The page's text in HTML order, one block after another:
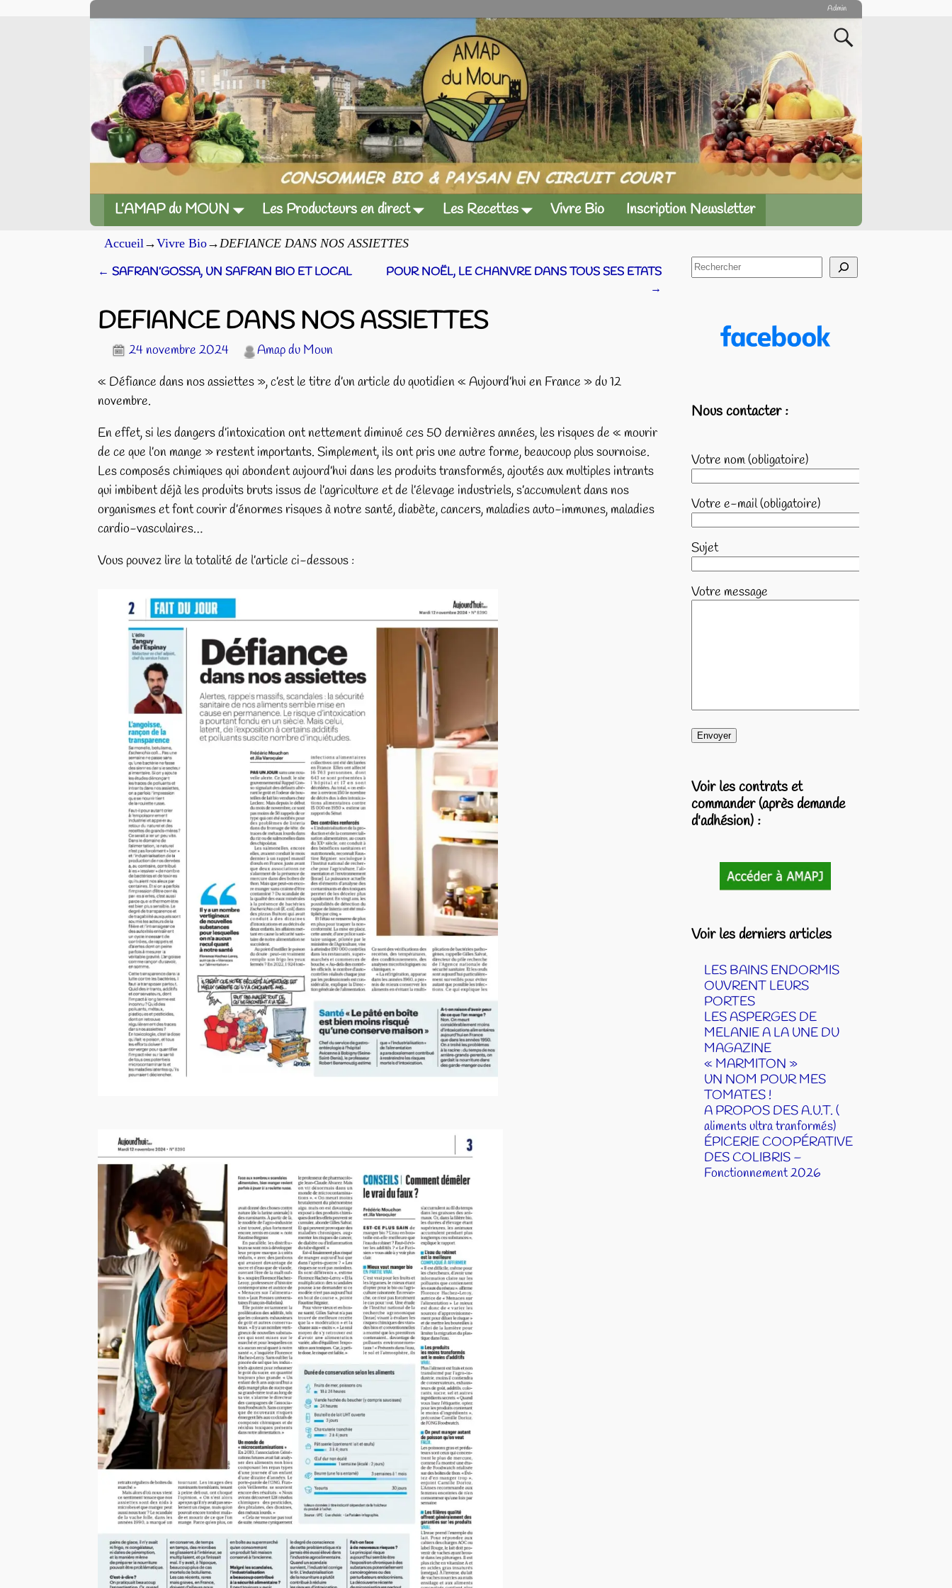
Admin
L’AMAP du MOUN Les Producteurs en direct Les Recettes Vivre Bio Inscription Newsletter
Accueil →Vivre Bio→ DEFIANCE DANS NOS ASSIETTES
← SAFRAN’GOSSA, UN SAFRAN BIO ET LOCAL
POUR NOËL, LE CHANVRE DANS TOUS SES ETATS
→
DEFIANCE DANS NOS ASSIETTES
24 novembre 2024
Amap du Moun
« Défiance dans nos assiettes », c’est le titre d’un article du quotidien « Aujourd’hui en France » du 12
novembre.
En effet, si les dangers d’intoxication ont nettement diminué ces 50 dernières années, les risques de « mourir
de ce que l’on mange » restent importants. Simplement, ils ont pris une autre forme, beaucoup plus sournoise.
Les composés chimiques qui abondent aujourd’hui dans les produits transformés, ajoutés aux multiples intrants
qui imbibent déjà les produits bruts issus de l’agriculture et de l’élevage industriels, s’accumulent dans nos
organismes et font courir d’énormes risques à notre santé, diabète, cancers, maladies auto-immunes, maladies
cardio-vasculaires…
Vous pouvez lire la totalité de l’article ci-dessous :
Nous contacter :
Votre nom (obligatoire)
Votre e-mail (obligatoire)
Sujet
Votre message
Voir les contrats et
commander (après demande
d'adhésion) :
Voir les derniers articles
LES BAINS ENDORMIS
OUVRENT LEURS
PORTES
LES ASPERGES DE
MELANIE A LA UNE DU
MAGAZINE
« MARMITON »
UN NOM POUR MES
TOMATES !
A PROPOS DES A.U.T. (
aliments ultra tranformés)
ÉPICERIE COOPÉRATIVE
DES COLIBRIS –
Fonctionnement 2026